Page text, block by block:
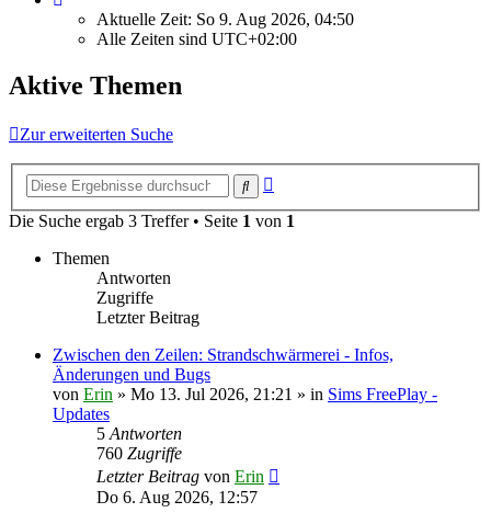
Aktuelle Zeit: So 9. Aug 2026, 04:50
Alle Zeiten sind UTC+02:00
Aktive Themen
Zur erweiterten Suche
Suche
Die Suche ergab 3 Treffer • Seite 1 von 1
Themen
Antworten
Zugriffe
Letzter Beitrag
Zwischen den Zeilen: Strandschwärmerei - Infos,
Änderungen und Bugs
von Erin » Mo 13. Jul 2026, 21:21 » in Sims FreePlay -
Updates
5 Antworten
760 Zugriffe
Letzter Beitrag von Erin
Do 6. Aug 2026, 12:57